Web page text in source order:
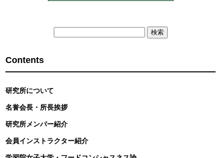
Contents
研究所について
名誉会長・所長挨拶
研究所メンバー紹介
会員インストラクター紹介